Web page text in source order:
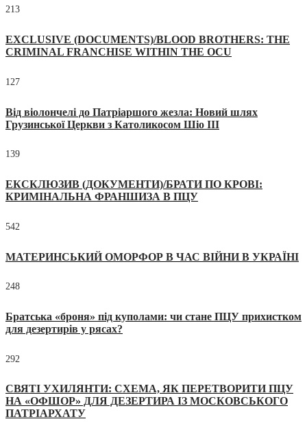
213
EXCLUSIVE (DOCUMENTS)/BLOOD BROTHERS: THE
CRIMINAL FRANCHISE WITHIN THE OCU
127
Від віолончелі до Патріаршого жезла: Новий шлях
Грузинської Церкви з Католикосом Шіо III
139
ЕКСКЛЮЗИВ (ДОКУМЕНТИ)/БРАТИ ПО КРОВІ:
КРИМІНАЛЬНА ФРАНШИЗА В ПЦУ
542
МАТЕРИНСЬКИЙ ОМОРФОР В ЧАС ВІЙНИ В УКРАЇНІ
248
Братська «броня» під куполами: чи стане ПЦУ прихистком
для дезертирів у рясах?
292
СВЯТІ УХИЛЯНТИ: СХЕМА, ЯК ПЕРЕТВОРИТИ ПЦУ
НА «ОФШОР» ДЛЯ ДЕЗЕРТИРА ІЗ МОСКОВСЬКОГО
ПАТРІАРХАТУ